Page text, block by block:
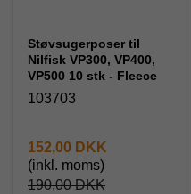
Støvsugerposer til
Nilfisk VP300, VP400,
VP500 10 stk - Fleece
103703
190,00 DKK
152,00 DKK
(inkl. moms)